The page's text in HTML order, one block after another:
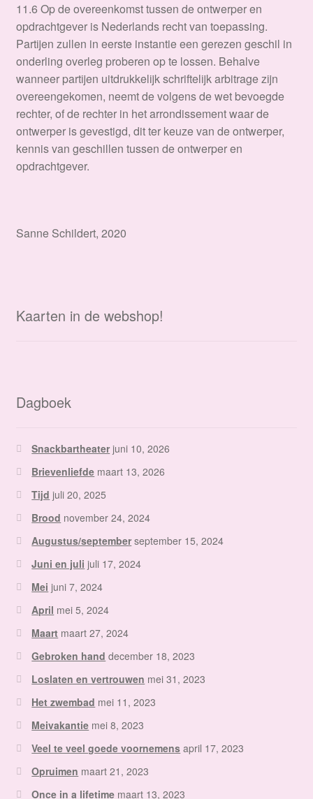
11.6 Op de overeenkomst tussen de ontwerper en
opdrachtgever is Nederlands recht van toepassing.
Partijen zullen in eerste instantie een gerezen geschil in
onderling overleg proberen op te lossen. Behalve
wanneer partijen uitdrukkelijk schriftelijk arbitrage zijn
overeengekomen, neemt de volgens de wet bevoegde
rechter, of de rechter in het arrondissement waar de
ontwerper is gevestigd, dit ter keuze van de ontwerper,
kennis van geschillen tussen de ontwerper en
opdrachtgever.
Sanne Schildert, 2020
Kaarten in de webshop!
Dagboek
Snackbartheater juni 10, 2026
Brievenliefde maart 13, 2026
Tijd juli 20, 2025
Brood november 24, 2024
Augustus/september september 15, 2024
Juni en juli juli 17, 2024
Mei juni 7, 2024
April mei 5, 2024
Maart maart 27, 2024
Gebroken hand december 18, 2023
Loslaten en vertrouwen mei 31, 2023
Het zwembad mei 11, 2023
Meivakantie mei 8, 2023
Veel te veel goede voornemens april 17, 2023
Opruimen maart 21, 2023
Once in a lifetime maart 13, 2023